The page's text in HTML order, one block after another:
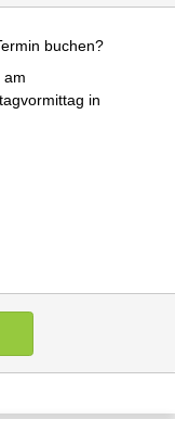
buchen?
am
in